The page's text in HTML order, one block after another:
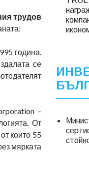
трудов
година.
се
–
От
които 55
мярката